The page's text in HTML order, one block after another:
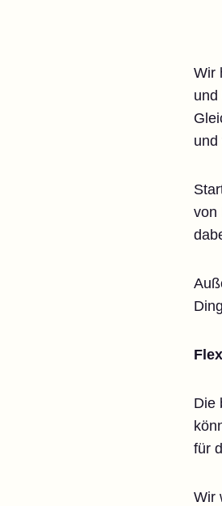
Wir
und
und
von
Die
für
Wir